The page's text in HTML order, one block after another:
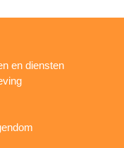
en diensten